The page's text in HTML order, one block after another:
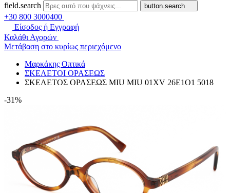
field.search button.search
+30 800 3000400
Είσοδος ή Εγγραφή
Καλάθι Αγορών
Μετάβαση στο κυρίως περιεχόμενο
Μαρκάκης Οπτικά
ΣΚΕΛΕΤΟΙ ΟΡΑΣΕΩΣ
ΣΚΕΛΕΤΟΣ ΟΡΑΣΕΩΣ MIU MIU 01XV 26E1O1 5018
-31%